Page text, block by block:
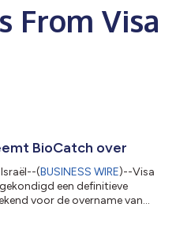
From Visa
BioCatch over
Israël--(BUSINESS WIRE)--Visa
een definitieve
voor de overname van